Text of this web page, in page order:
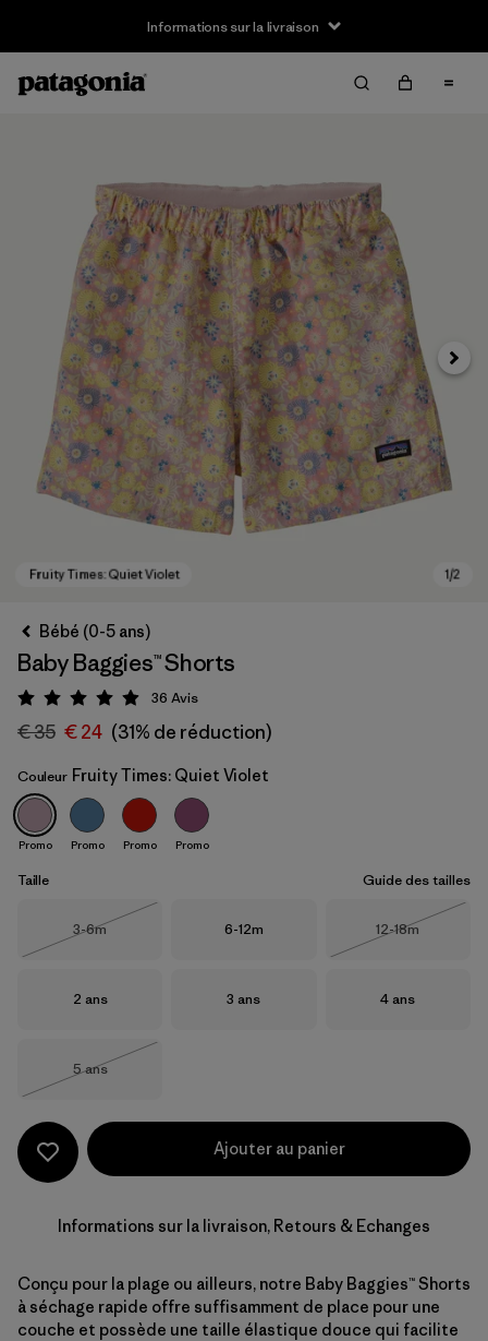
Informations sur la livraison
Fruity Times: Quiet Violet
Bébé (0-5 ans)
Baby Baggies™ Shorts
Évaluation: 4.9 / 5
36 Avis
€ 35 € 24 (31% de réduction)
Couleur Fruity Times: Quiet Violet
Promo Promo Promo Promo
Taille Guide des tailles
Taille
3-6m
Taille
6-12m Taille
12-18m
Taille
2 ans Taille
3 ans Taille
4 ans
Taille
5 ans
Ajouter au panier
Informations sur la livraison, Retours & Echanges
Conçu pour la plage ou ailleurs, notre Baby Baggies™ Shorts
à séchage rapide offre suffisamment de place pour une
couche et possède une taille élastique douce qui facilite